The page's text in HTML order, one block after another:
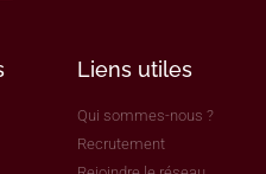
Liens utiles
Qui sommes-nous ?
Recrutement